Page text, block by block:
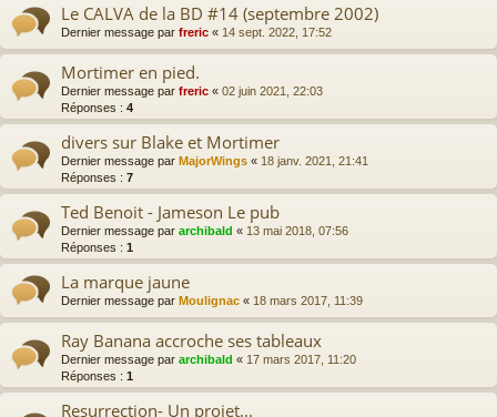
Le CALVA de la BD #14 (septembre 2002)
Dernier message par freric « 14 sept. 2022, 17:52
Mortimer en pied.
Dernier message par freric « 02 juin 2021, 22:03
Réponses : 4
divers sur Blake et Mortimer
Dernier message par MajorWings « 18 janv. 2021, 21:41
Réponses : 7
Ted Benoit - Jameson Le pub
Dernier message par archibald « 13 mai 2018, 07:56
Réponses : 1
La marque jaune
Dernier message par Moulignac « 18 mars 2017, 11:39
Ray Banana accroche ses tableaux
Dernier message par archibald « 17 mars 2017, 11:20
Réponses : 1
Resurrection- Un projet...